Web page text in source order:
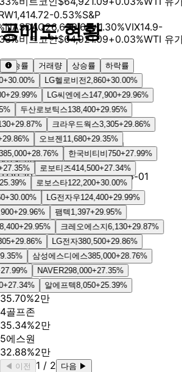
1,414.72-0.53%S&P
NASDAQ26,690.62+1.30%VIX14.9-
%비트코인$64,921.09+0.03%WTI 유가
상승률 거래량 상승률
하락률
30.00% LG헬로비전2,860+30.00%
29.99% LG씨엔에스147,900+29.96%
두산로보틱스138,400+29.95%
+29.87% 크라우드웍스3,305+29.86%
% 오브젠11,680+29.35%
+28.76% 한국비티비750+27.99%
% 로보티즈414,500+27.34%
% 로보스타122,200+30.00%
30.00% LG전자우124,400+29.99%
+29.96% 팸텍1,397+29.95%
+29.95% 크레오에스지6,130+29.87%
+29.86% LG전자380,500+29.86%
% 삼성에스디에스385,000+28.76%
% NAVER298,000+27.35%
27.34% 알에프텍8,050+25.39%
공매도 현황
2026-06-01 기준
종목 검색 (공매도 정보 조회)
기간 당일 5거래일
시장 전체 KOSPI KOSDAQ
정렬 비중 거래량 잔고
TOP 10공매도 비중· 2026-06-01
비중 증가 감소
종목
비중거래량
1메디톡스
47.84%3만
2종근당
37.19%
2만
3BGF리테일
35.70%2만
4골프존
35.34%2만
5에스원
32.88%2만
◀ 이전 1 / 2 다음 ▶